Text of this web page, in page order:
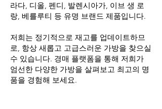
라다, 디올, 펜디, 발렌시아가, 이브 생 로
랑, 베를루티 등 유명 브랜드 제품입니다.​
저희는 정기적으로 재고를 업데이트하므
로, 항상 새롭고 고급스러운 가방을 찾으실
수 있습니다. 경매 플랫폼을 통해 저희가
엄선한 다양한 가방을 살펴보고 최고의 명
품을 경험해 보세요.